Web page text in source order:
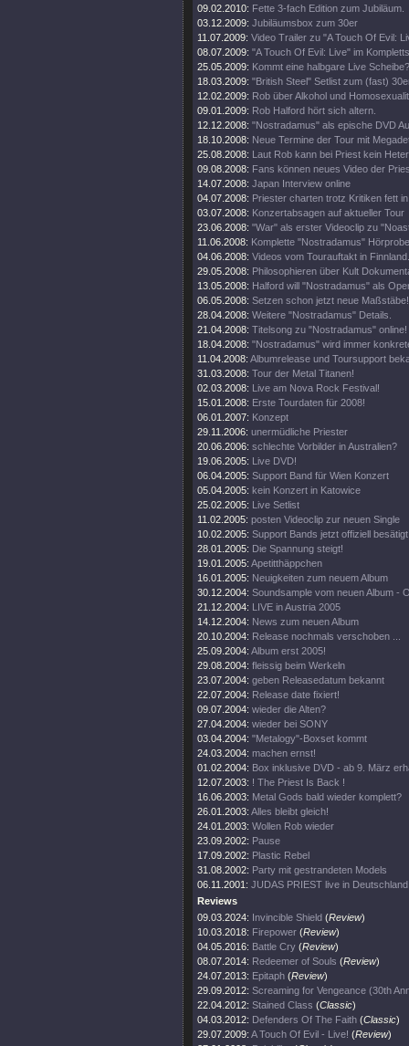
09.02.2010: Fette 3-fach Edition zum Jubiläum.
03.12.2009: Jubiläumsbox zum 30er
11.07.2009: Video Trailer zu "A Touch Of Evil:
08.07.2009: "A Touch Of Evil: Live" im
25.05.2009: Kommt eine halbgare Live Scheibe?
18.03.2009: "British Steel" Setlist zum (fast)
12.02.2009: Rob über Alkohol und
09.01.2009: Rob Halford hört sich altern.
12.12.2008: "Nostradamus" als epische DVD
18.10.2008: Neue Termine der Tour mit
25.08.2008: Laut Rob kann bei Priest kein
09.08.2008: Fans können neues Video der
14.07.2008: Japan Interview online
04.07.2008: Priester charten trotz Kritiken fett
03.07.2008: Konzertabsagen auf aktueller Tour
23.06.2008: "War" als erster Videoclip zu
11.06.2008: Komplette "Nostradamus"
04.06.2008: Videos vom Tourauftakt in Finnland.
29.05.2008: Philosophieren über Kult
13.05.2008: Halford will "Nostradamus" als
06.05.2008: Setzen schon jetzt neue Maßstäbe!
28.04.2008: Weitere "Nostradamus" Details.
21.04.2008: Titelsong zu "Nostradamus" online!
18.04.2008: "Nostradamus" wird immer
11.04.2008: Albumrelease und Toursupport
31.03.2008: Tour der Metal Titanen!
02.03.2008: Live am Nova Rock Festival!
15.01.2008: Erste Tourdaten für 2008!
06.01.2007: Konzept
29.11.2006: unermüdliche Priester
20.06.2006: schlechte Vorbilder in Australien?
19.06.2005: Live DVD!
06.04.2005: Support Band für Wien Konzert
05.04.2005: kein Konzert in Katowice
25.02.2005: Live Setlist
11.02.2005: posten Videoclip zur neuen Single
10.02.2005: Support Bands jetzt offiziell besätigt
28.01.2005: Die Spannung steigt!
19.01.2005: Apetitthäppchen
16.01.2005: Neuigkeiten zum neuem Album
30.12.2004: Soundsample vom neuen Album -
21.12.2004: LIVE in Austria 2005
14.12.2004: News zum neuen Album
20.10.2004: Release nochmals verschoben ...
25.09.2004: Album erst 2005!
29.08.2004: fleissig beim Werkeln
23.07.2004: geben Releasedatum bekannt
22.07.2004: Release date fixiert!
09.07.2004: wieder die Alten?
27.04.2004: wieder bei SONY
03.04.2004: "Metalogy"-Boxset kommt
24.03.2004: machen ernst!
01.02.2004: Box inklusive DVD - ab 9. März
12.07.2003: ! The Priest Is Back !
16.06.2003: Metal Gods bald wieder komplett?
26.01.2003: Alles bleibt gleich!
24.01.2003: Wollen Rob wieder
23.09.2002: Pause
17.09.2002: Plastic Rebel
31.08.2002: Party mit gestrandeten Models
06.11.2001: JUDAS PRIEST live in Deutschland
Reviews
09.03.2024: Invincible Shield (Review)
10.03.2018: Firepower (Review)
04.05.2016: Battle Cry (Review)
08.07.2014: Redeemer of Souls (Review)
24.07.2013: Epitaph (Review)
29.09.2012: Screaming for Vengeance (30th
22.04.2012: Stained Class (Classic)
04.03.2012: Defenders Of The Faith (Classic)
29.07.2009: A Touch Of Evil - Live! (Review)